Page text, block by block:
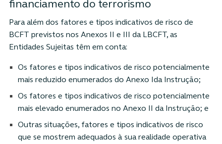
financiamento do terrorismo
Para além dos fatores e tipos indicativos de risco de
BCFT previstos nos Anexos II e III da LBCFT, as
Entidades Sujeitas têm em conta:
Os fatores e tipos indicativos de risco potencialmente
mais reduzido enumerados do Anexo Ida Instrução;
Os fatores e tipos indicativos de risco potencialmente
mais elevado enumerados no Anexo II da Instrução; e
Outras situações, fatores e tipos indicativos de risco
que se mostrem adequados à sua realidade operativa